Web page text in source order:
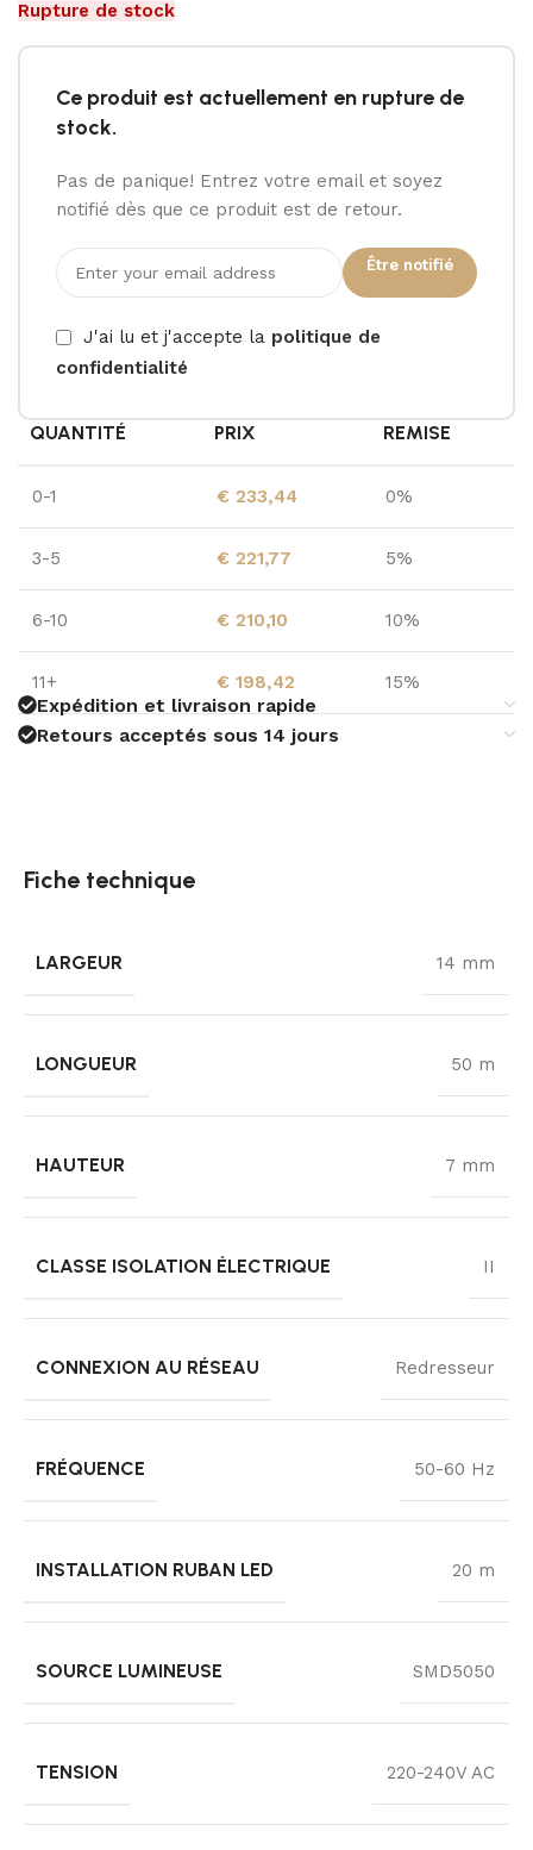
Rupture de stock
Ce produit est actuellement en rupture de
stock.
Pas de panique! Entrez votre email et soyez
notifié dès que ce produit est de retour.
Être notifié
J'ai lu et j'accepte la politique de
confidentialité
QUANTITÉ PRIX REMISE
0-1 € 233,44 0%
3-5 € 221,77 5%
6-10 € 210,10 10%
11+ € 198,42 15%
Expédition et livraison rapide
Retours acceptés sous 14 jours
Fiche technique
LARGEUR 14 mm
LONGUEUR 50 m
HAUTEUR 7 mm
CLASSE ISOLATION ÉLECTRIQUE II
CONNEXION AU RÉSEAU Redresseur
FRÉQUENCE 50-60 Hz
INSTALLATION RUBAN LED 20 m
SOURCE LUMINEUSE SMD5050
TENSION 220-240V AC